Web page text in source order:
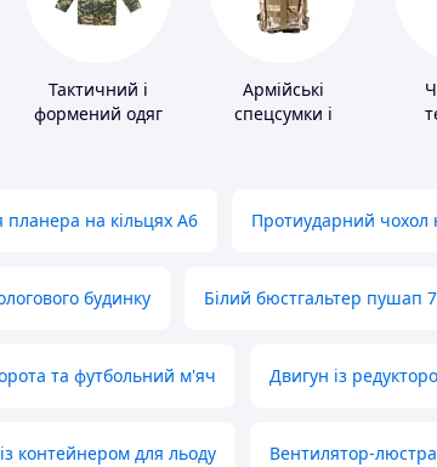
Тактичний і
формений одяг
Армійські
спецсумки і
на кільцях А6 Протиударний чохол
будинку Білий бюстгальтер пушап
та футбольний м'яч Двигун із
контейнером для льоду Вентилятор-